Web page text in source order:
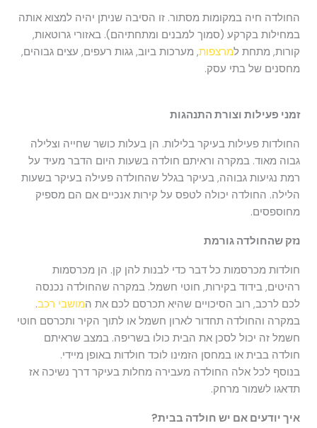
החולדה חיה במקומות מסתור. זו הסיבה שניתן יהיה למצוא אותה
במחילות בקרקע (סמוך למבנים ומתחתיהם). באזורי גרוטאות,
קורות, מתחת למרצפות, מערכות ביוב, גגות רעפים, עצים גבוהים,
מחסנים של בתי עסק.
זמני פעילות וצורת התנהגות
החולדות פעילות בעיקר בלילות. הן בעלות כושר שחייה וצלילה
גבוה מאוד. במקרה וראיתם חולדה בשעות היום הדבר מעיד על
רמת נגיעות גבוהה, בעיקר בגלל שהחולדה פעילה בעיקר בשעות
הלילה. החולדה יכולה לטפס על קירות אנכיים אם הם מספיק
מחוספסים.
נזק שהחולדה גורמת
חולדות מכרסמות כל דבר כדי לבנות להן קן. הן מכרסמות
רהיטים, בידוד בקירות, חוטי חשמל. במקרה שהחולדה נכנסה
לכם לרכב, רוב הסיכויים שהיא תכרסם לכם את המושבי רכב.
במקרה והחולדה תחדור לארון חשמל או לתוך הקיר ותכרסם חוטי
חשמל זה יכול לסכן את הבית כולו בשריפה. במצב שראיתם
חולדה בבית או במחסן הזמינו לוכד חולדות באופן מיידי.
בנוסף לכל אלה החולדה מעבירה מחלות בעיקר דרך נשיכה אז
תדאגו לשמור מרחק.
איך יודעים אם יש חולדה בבית?